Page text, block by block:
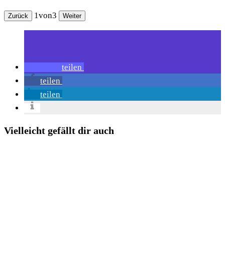
Zurück 1von3 Weiter
teilen
teilen
teilen
Vielleicht gefällt dir auch